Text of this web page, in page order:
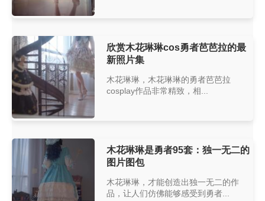
欣赏木花琳琳cos勇者芭芭拉的最
新照片集
木花琳琳，木花琳琳的勇者芭芭拉
cosplay作品非常精致，相...
木花琳琳是勇者95套：独一无二的
图片图包
木花琳琳，才能创造出独一无二的作
品，让人们仿佛能够感受到勇者...